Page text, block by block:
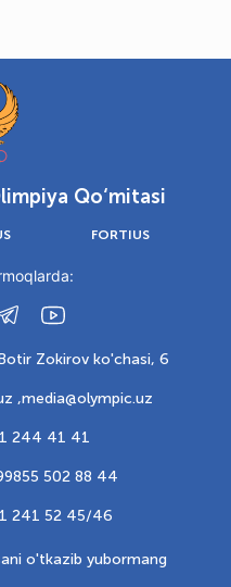
Qo‘mitasi
FORTIUS
Zokirov ko'chasi, 6
,media@olympic.uz
244 41 41
502 88 44
241 52 45/46
o'tkazib yubormang